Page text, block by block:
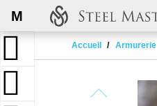
M
Accueil Armurerie